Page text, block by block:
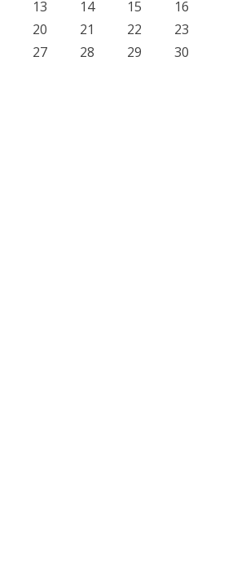
13 14 15
16
20 21 22
23
27 28 29
30